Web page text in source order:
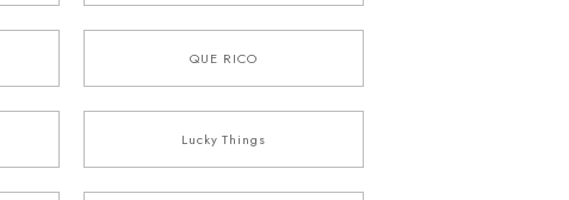
QUE RICO
Lucky Things